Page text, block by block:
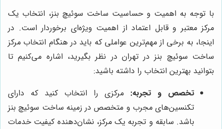
با توجه به اهمیت و حساسیت ساخت سوئیچ بنز، انتخاب یک
مرکز معتبر و قابل اعتماد از اهمیت ویژه‌ای برخوردار است. در
اینجا، به برخی از مهم‌ترین عواملی که باید در هنگام انتخاب مرکز
ساخت سوئیچ بنز در تهران در نظر بگیرید، اشاره می‌کنیم تا
بتوانید بهترین انتخاب را داشته باشید:
تخصص و تجربه: مرکزی را انتخاب کنید که دارای
تکنسین‌های مجرب و متخصص در زمینه ساخت سوئیچ بنز
باشد. سابقه و تجربه یک مرکز، نشان‌دهنده کیفیت خدمات